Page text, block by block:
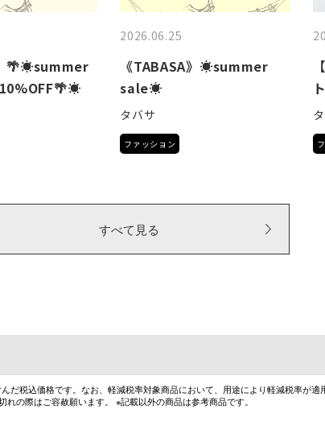
すべて見る
だ税込価格です。なお、軽減税率対象商品において、用途により軽減税率が
の際はご容赦願います。 ※記載以外の商品は参考商品です。